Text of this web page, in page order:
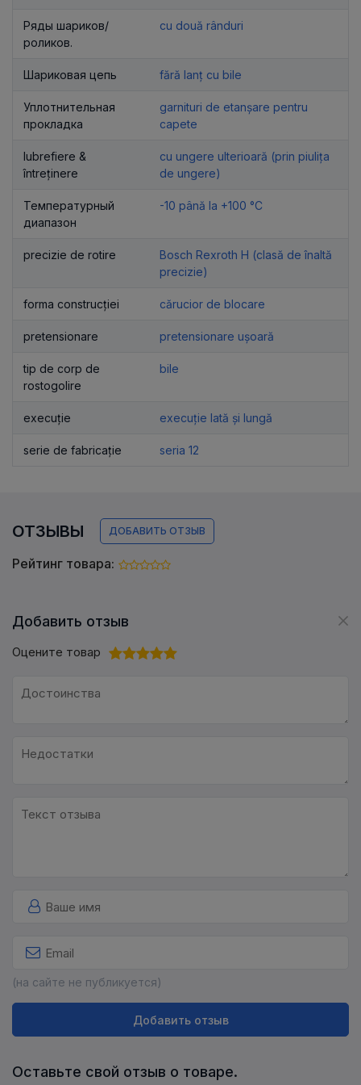
Ряды шариков/
роликов.
cu două rânduri
Шариковая цепь fără lanț cu bile
Уплотнительная
прокладка
garnituri de etanșare pentru
capete
lubrefiere &
întreținere
cu ungere ulterioară (prin piulița
de ungere)
Температурный
диапазон
-10 până la +100 °C
precizie de rotire
Bosch Rexroth H (clasă de înaltă
precizie)
forma construcției cărucior de blocare
pretensionare pretensionare ușoară
tip de corp de
rostogolire
bile
execuție execuție lată și lungă
serie de fabricație seria 12
ОТЗЫВЫ ДОБАВИТЬ ОТЗЫВ
Рейтинг товара:
Добавить отзыв
Оцените товар
(на сайте не публикуется)
Добавить отзыв
Оставьте свой отзыв о товаре.